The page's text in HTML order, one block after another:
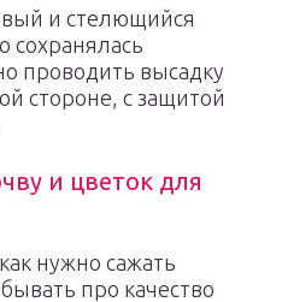
и стелющийся
сохранялась
проводить высадку
стороне, с защитой
и цветок для
нужно сажать
про качество